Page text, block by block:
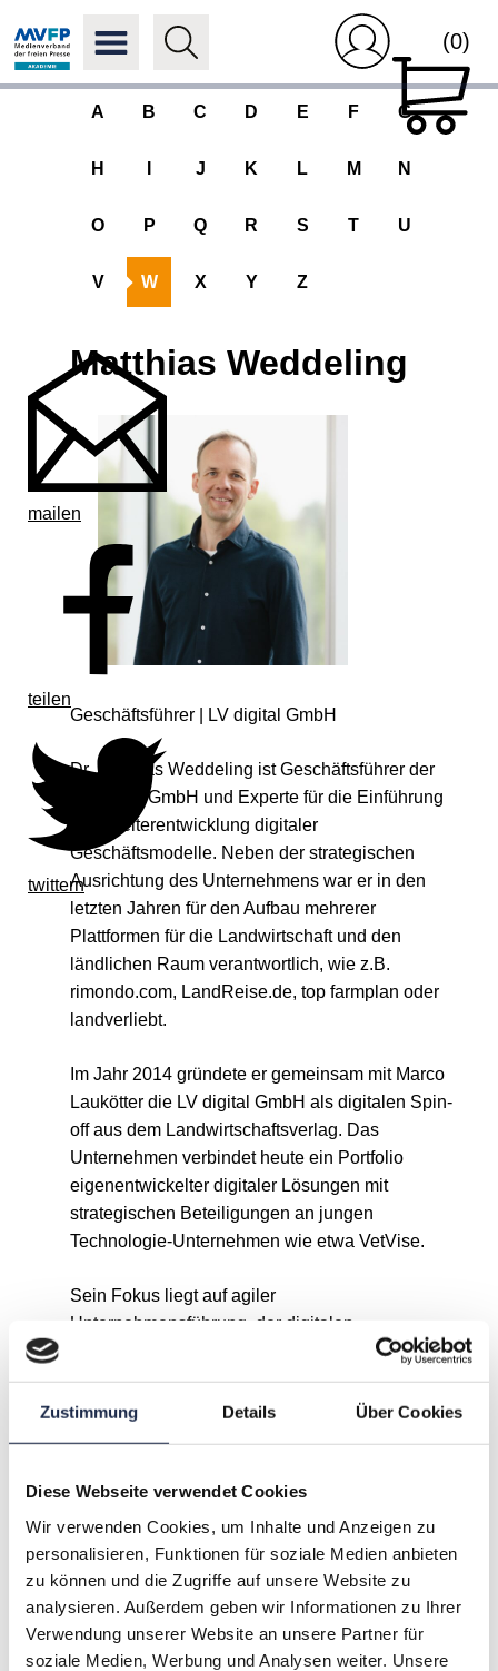
Zustimmung Details Über Cookies
Diese Webseite verwendet Cookies
Wir verwenden Cookies, um Inhalte und Anzeigen zu
personalisieren, Funktionen für soziale Medien anbieten
zu können und die Zugriffe auf unsere Website zu
analysieren. Außerdem geben wir Informationen zu Ihrer
Verwendung unserer Website an unsere Partner für
soziale Medien, Werbung und Analysen weiter. Unsere
(0)
A B C D E F G
H J K L M N
O P Q R S T U
V W X Y Z
mailen
teilen
twittern
Matthias Weddeling
Geschäftsführer | LV digital GmbH
Dr. Matthias Weddeling ist Geschäftsführer der
LV digital GmbH und Experte für die Einführung
und Weiterentwicklung digitaler
Geschäftsmodelle. Neben der strategischen
Ausrichtung des Unternehmens war er in den
letzten Jahren für den Aufbau mehrerer
Plattformen für die Landwirtschaft und den
ländlichen Raum verantwortlich, wie z.B.
rimondo.com, LandReise.de, top farmplan oder
landverliebt.
Im Jahr 2014 gründete er gemeinsam mit Marco
Laukötter die LV digital GmbH als digitalen Spin-
off aus dem Landwirtschaftsverlag. Das
Unternehmen verbindet heute ein Portfolio
eigenentwickelter digitaler Lösungen mit
strategischen Beteiligungen an jungen
Technologie-Unternehmen wie etwa VetVise.
Sein Fokus liegt auf agiler
Unternehmensführung, der digitalen
kundenzentrierter Produkte. Er setzt er auf eine
moderne Führungskultur, die den Menschen in
und treibt Innovationen voran, die nachhaltigen
Wert schaffen und das Team sowie die
Arbeitgeberattraktivität stärken.
A B C D E F G